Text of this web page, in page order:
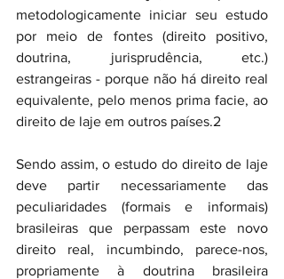
metodologicamente iniciar seu estudo
por meio de fontes (direito positivo,
doutrina, jurisprudência, etc.)
estrangeiras - porque não há direito real
equivalente, pelo menos prima facie, ao
direito de laje em outros países.2
Sendo assim, o estudo do direito de laje
deve partir necessariamente das
peculiaridades (formais e informais)
brasileiras que perpassam este novo
direito real, incumbindo, parece-nos,
propriamente à doutrina brasileira